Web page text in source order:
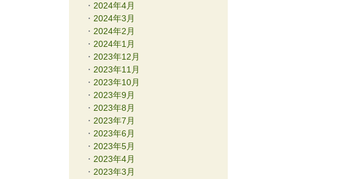
2024年4月
2024年3月
2024年2月
2024年1月
2023年12月
2023年11月
2023年10月
2023年9月
2023年8月
2023年7月
2023年6月
2023年5月
2023年4月
2023年3月